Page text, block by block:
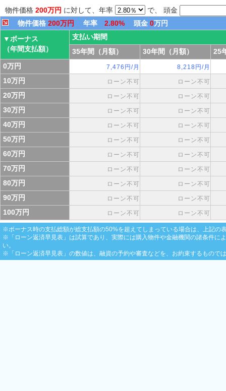
物件価格 200万円 に対して、年率
で、 頭金
物件価格 200万円 年率 2.80% 頭金 0万円
▼ボーナス
（年間支払額）
支払い期間
35年間（月額）
30年間（月額）
25
0万円
7,476円/月 8,218円/月
10万円 ローン不可 ローン不可
20万円 ローン不可 ローン不可
30万円 ローン不可 ローン不可
40万円 ローン不可 ローン不可
50万円 ローン不可 ローン不可
60万円 ローン不可 ローン不可
70万円 ローン不可 ローン不可
80万円 ローン不可 ローン不可
90万円 ローン不可 ローン不可
100万円 ローン不可 ローン不可
※ボーナス時の支払総額が総支払額の50%を超えてしまっている場合は、上記の
※「ローン返済早見表」は試算であり、実際には購入物件や金融機関の諸条件に
い。
※「ローン返済早見表」の数値は、融資の予約や審査などを、お約束するもので